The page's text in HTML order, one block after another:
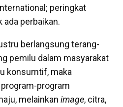
peringkat
ada perbaikan.
berlangsung terang-
pemilu dalam masyarakat
konsumtif, maka
program
melainkan image, citra,